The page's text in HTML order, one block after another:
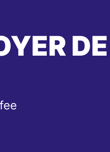
DE